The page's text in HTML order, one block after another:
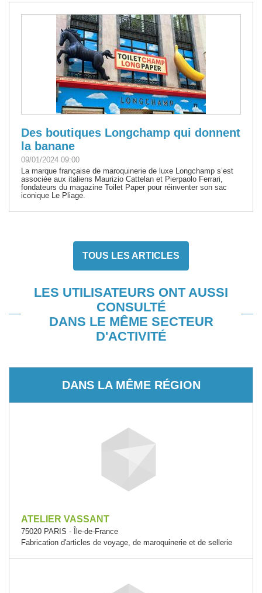
Des boutiques Longchamp qui donnent
la banane
09/01/2024 09:00
La marque française de maroquinerie de luxe Longchamp s’est
associée aux italiens Maurizio Cattelan et Pierpaolo Ferrari,
fondateurs du magazine Toilet Paper pour réinventer son sac
iconique Le Pliage.
TOUS LES ARTICLES
LES UTILISATEURS ONT AUSSI
CONSULTÉ
DANS LE MÊME SECTEUR
D'ACTIVITÉ
DANS LA MÊME RÉGION
ATELIER VASSANT
75020 PARIS - Île-de-France
Fabrication d'articles de voyage, de maroquinerie et de sellerie